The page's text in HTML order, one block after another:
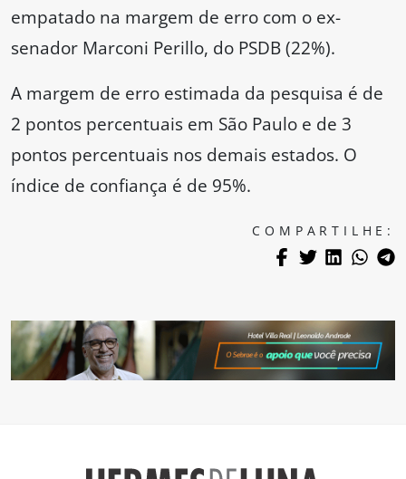
empatado na margem de erro com o ex-
senador Marconi Perillo, do PSDB (22%).
A margem de erro estimada da pesquisa é de
2 pontos percentuais em São Paulo e de 3
pontos percentuais nos demais estados. O
índice de confiança é de 95%.
COMPARTILHE: